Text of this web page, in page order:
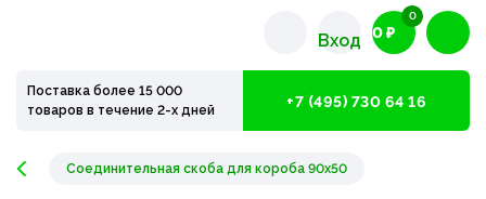
Вход 0 ₽
0
Поставка более 15 000
товаров в течение 2-х дней
+7 (495) 730 64 16
Соединительная скоба для короба 90х50